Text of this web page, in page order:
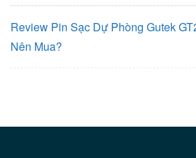
Review Pin Sạc Dự Phòng Gutek
Nên Mua?